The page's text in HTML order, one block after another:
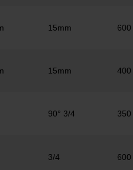
15mm 600
15mm 400
90° 3/4 350
3/4 600